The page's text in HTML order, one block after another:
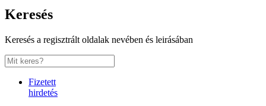
Keresés
Keresés a regisztrált oldalak nevében és leirásában
Fizetett
hirdetés